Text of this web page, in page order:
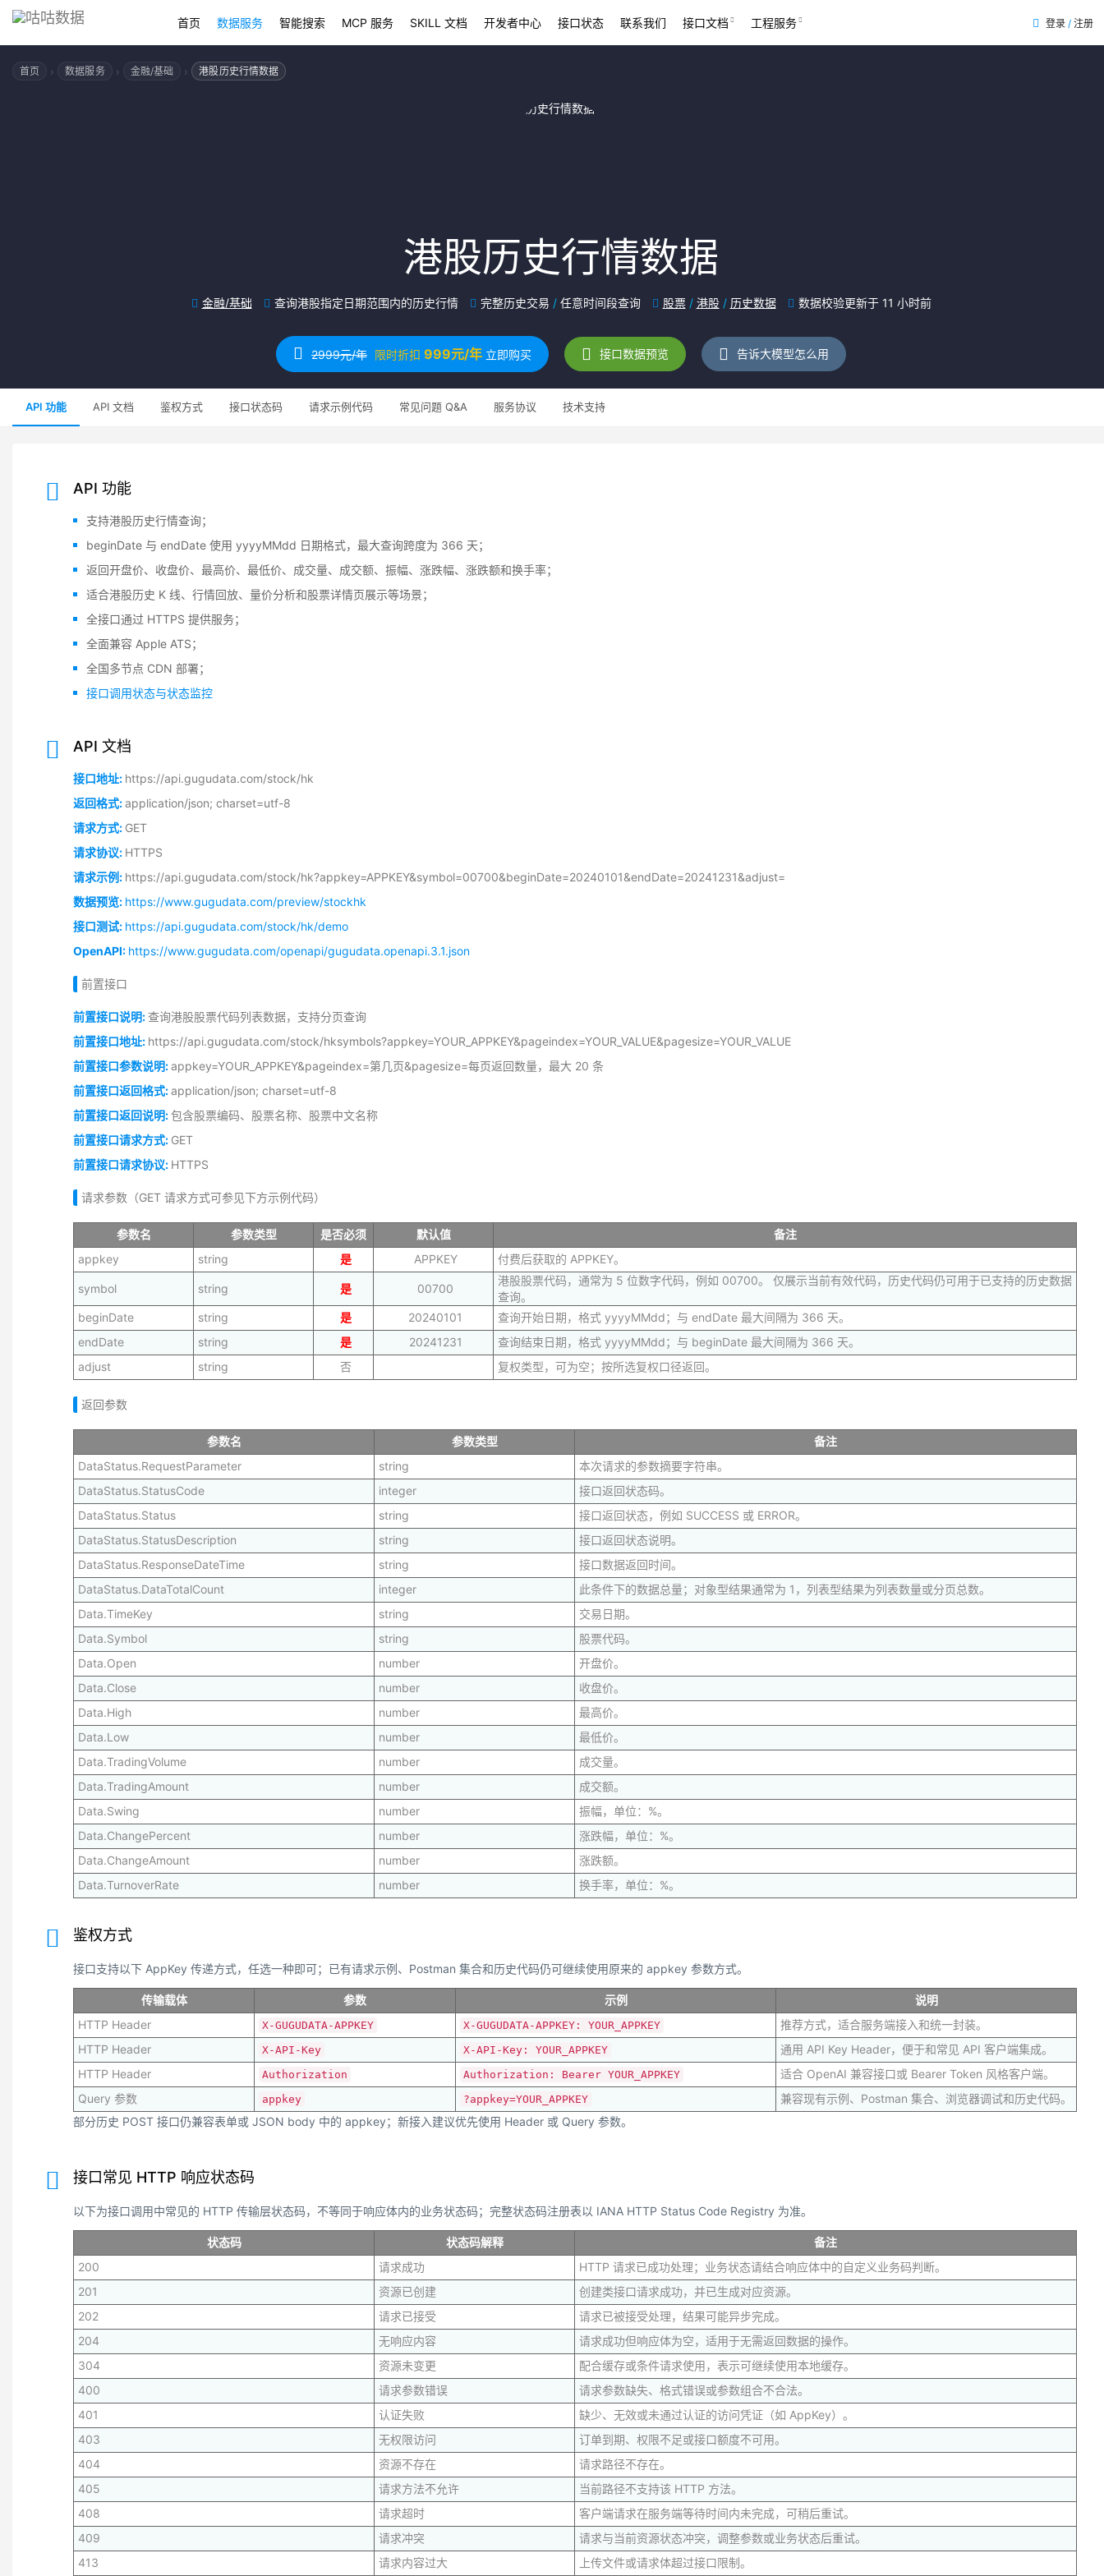
首页 数据服务 智能搜索 MCP 服务 SKILL 文档 开发者中心 接口状态 联系我们 接口文档 工程服务 登录 / 注册
首页 › 数据服务 › 金融/基础 › 港股历史行情数据
港股历史行情数据
金融/基础 查询港股指定日期范围内的历史行情 完整历史交易 / 任意时间段查询 股票/ 港股/ 历史数据 数据校验更新于 11 小时前
2999元/年 限时折扣 999元/年 立即购买 接口数据预览 告诉大模型怎么用
API 功能 API 文档 鉴权方式 接口状态码 请求示例代码 常见问题 Q&A 服务协议 技术支持
API 功能
支持港股历史行情查询；
beginDate 与 endDate 使用 yyyyMMdd 日期格式，最大查询跨度为 366 天；
返回开盘价、收盘价、最高价、最低价、成交量、成交额、振幅、涨跌幅、涨跌额和换手率；
适合港股历史 K 线、行情回放、量价分析和股票详情页展示等场景；
全接口通过 HTTPS 提供服务；
全面兼容 Apple ATS；
全国多节点 CDN 部署；
接口调用状态与状态监控
API 文档
接口地址: https://api.gugudata.com/stock/hk
返回格式:application/json; charset=utf-8
请求方式: GET
请求协议: HTTPS
请求示例: https://api.gugudata.com/stock/hk?appkey=APPKEY&symbol=00700&beginDate=20240101&endDate=20241231&adjust=
数据预览: https://www.gugudata.com/preview/stockhk
接口测试: https://api.gugudata.com/stock/hk/demo
OpenAPI: https://www.gugudata.com/openapi/gugudata.openapi.3.1.json
前置接口
前置接口说明:查询港股股票代码列表数据，支持分页查询
前置接口地址: https://api.gugudata.com/stock/hksymbols?appkey=YOUR_APPKEY&pageindex=YOUR_VALUE&pagesize=YOUR_VALUE
前置接口参数说明:appkey=YOUR_APPKEY&pageindex=第几页&pagesize=每页返回数量，最大 20 条
前置接口返回格式:application/json; charset=utf-8
前置接口返回说明:包含股票编码、股票名称、股票中文名称
前置接口请求方式: GET
前置接口请求协议: HTTPS
请求参数（GET 请求方式可参见下方示例代码）
参数名 参数类型 是否必须 默认值
备注
appkey
string 是 APPKEY 付费后获取的 APPKEY。
symbol string 是 00700
港股股票代码，通常为 5 位数字代码，例如 00700。 仅展示当前有效代码，历史代码仍可用于已支持的历史数据
查询。
beginDate
string 是 20240101
查询开始日期，格式 yyyyMMdd；与 endDate 最大间隔为 366 天。
endDate
string 是 20241231
查询结束日期，格式 yyyyMMdd；与 beginDate 最大间隔为 366 天。
adjust
string 否 复权类型，可为空；按所选复权口径返回。
返回参数
参数名 参数类型
备注
DataStatus.RequestParameter
string
本次请求的参数摘要字符串。
DataStatus.StatusCode
integer
接口返回状态码。
DataStatus.Status
string
接口返回状态，例如 SUCCESS 或 ERROR。
DataStatus.StatusDescription
string
接口返回状态说明。
DataStatus.ResponseDateTime
string
接口数据返回时间。
DataStatus.DataTotalCount
integer
此条件下的数据总量；对象型结果通常为 1，列表型结果为列表数量或分页总数。
Data.TimeKey
string
交易日期。
Data.Symbol
string
股票代码。
Data.Open
number
开盘价。
Data.Close
number
收盘价。
Data.High
number
最高价。
Data.Low
number
最低价。
Data.TradingVolume
number
成交量。
Data.TradingAmount
number
成交额。
Data.Swing
number
振幅，单位：%。
Data.ChangePercent
number
涨跌幅，单位：%。
Data.ChangeAmount
number
涨跌额。
Data.TurnoverRate
number 换手率，单位：%。
鉴权方式
接口支持以下 AppKey 传递方式，任选一种即可；已有请求示例、Postman 集合和历史代码仍可继续使用原来的 appkey 参数方式。
传输载体 参数 示例
说明
HTTP Header
X-GUGUDATA-APPKEY X-GUGUDATA-APPKEY: YOUR_APPKEY
推荐方式，适合服务端接入和统一封装。
HTTP Header
X-API-Key X-API-Key: YOUR_APPKEY
通用 API Key Header，便于和常见 API 客户端集成。
HTTP Header
Authorization Authorization: Bearer YOUR_APPKEY
适合 OpenAI 兼容接口或 Bearer Token 风格客户端。
Query 参数
appkey ?appkey=YOUR_APPKEY
兼容现有示例、Postman 集合、浏览器调试和历史代码。
部分历史 POST 接口仍兼容表单或 JSON body 中的 appkey；新接入建议优先使用 Header 或 Query 参数。
接口常见 HTTP 响应状态码
以下为接口调用中常见的 HTTP 传输层状态码，不等同于响应体内的业务状态码；完整状态码注册表以 IANA HTTP Status Code Registry 为准。
状态码 状态码解释
备注
200
请求成功
HTTP 请求已成功处理；业务状态请结合响应体中的自定义业务码判断。
201
资源已创建
创建类接口请求成功，并已生成对应资源。
202
请求已接受
请求已被接受处理，结果可能异步完成。
204
无响应内容
请求成功但响应体为空，适用于无需返回数据的操作。
304
资源未变更
配合缓存或条件请求使用，表示可继续使用本地缓存。
400
请求参数错误
请求参数缺失、格式错误或参数组合不合法。
401
认证失败
缺少、无效或未通过认证的访问凭证（如 AppKey）。
403
无权限访问
订单到期、权限不足或接口额度不可用。
404
资源不存在
请求路径不存在。
405
请求方法不允许
当前路径不支持该 HTTP 方法。
408
请求超时
客户端请求在服务端等待时间内未完成，可稍后重试。
409
请求冲突
请求与当前资源状态冲突，调整参数或业务状态后重试。
413
请求内容过大 上传文件或请求体超过接口限制。